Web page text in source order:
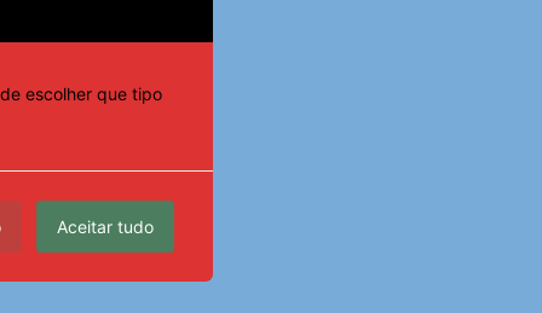
escolher que tipo
Aceitar tudo